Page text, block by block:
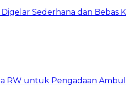
Sederhana dan Bebas
RW untuk Pengadaan